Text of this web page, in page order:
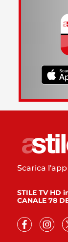
Scarica l'app
STILE TV HD
CANALE 78